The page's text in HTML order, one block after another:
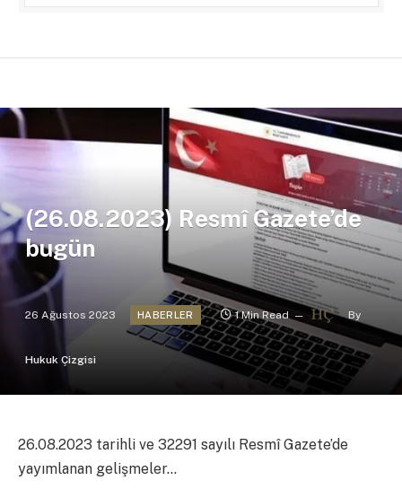
(26.08.2023) Resmî Gazete’de
bugün
26 Ağustos 2023 HABERLER 1 Min Read By
Hukuk Çizgisi
26.08.2023 tarihli ve 32291 sayılı Resmî Gazete’de
yayımlanan gelişmeler…